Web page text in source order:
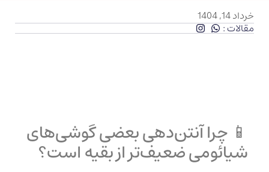
خرداد 14, 1404
مقالات :
📱 چرا آنتن‌دهی بعضی گوشی‌های
شیائومی ضعیف‌تر از بقیه است؟